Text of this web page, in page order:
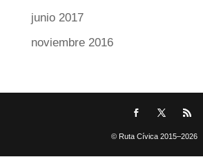
junio 2017
noviembre 2016
© Ruta Cívica 2015–2026